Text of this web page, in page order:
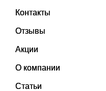
Контакты
Отзывы
Акции
О компании
Статьи